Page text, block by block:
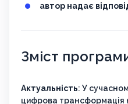
автор надає
Зміст
Актуальність: У
цифрова трансформація